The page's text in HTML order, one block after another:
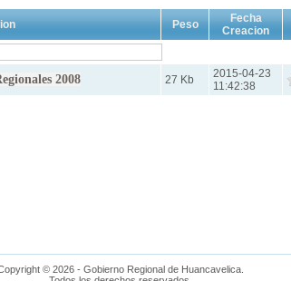
Peso
Fecha
Creacion
2008 27 Kb
2015-04-23
11:42:38
© 2026 - Gobierno Regional de Huancavelica.